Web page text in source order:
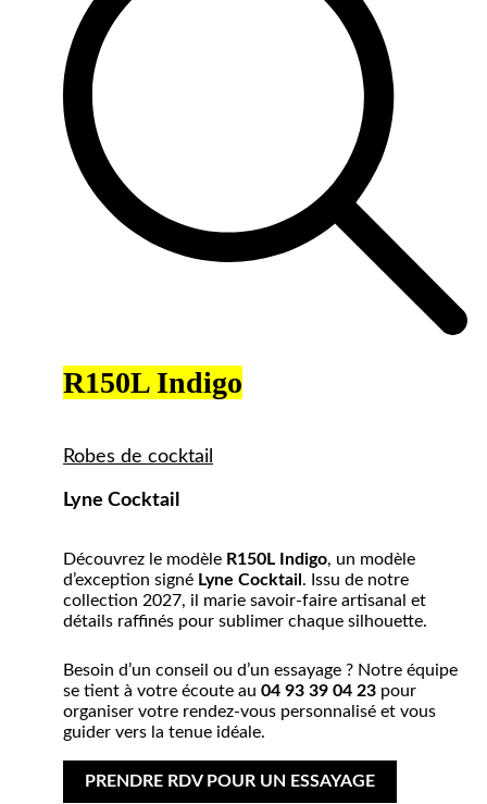
R150L Indigo
Robes de cocktail
Lyne Cocktail
Découvrez le modèle R150L Indigo, un modèle
d’exception signé Lyne Cocktail . Issu de notre
collection 2027, il marie savoir-faire artisanal et
détails raffinés pour sublimer chaque silhouette.
Besoin d’un conseil ou d’un essayage ? Notre équipe
se tient à votre écoute au 04 93 39 04 23 pour
organiser votre rendez-vous personnalisé et vous
guider vers la tenue idéale.
PRENDRE RDV POUR UN ESSAYAGE